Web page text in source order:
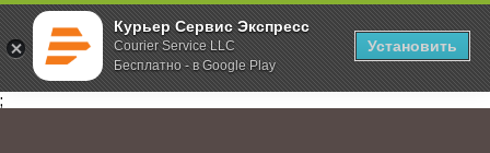
Курьер Сервис Экспресс
Courier Service LLC
Бесплатно - в Google Play
Установить
;
Главная О компании Новости Доставка документов ЕГЭ в вузы